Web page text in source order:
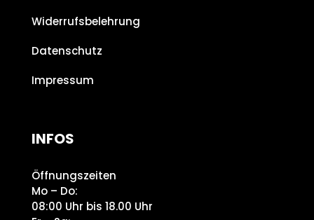
Widerrufsbelehrung
Datenschutz
Impressum
INFOS
Öffnungszeiten
Mo – Do:
08:00 Uhr bis 18.00 Uhr